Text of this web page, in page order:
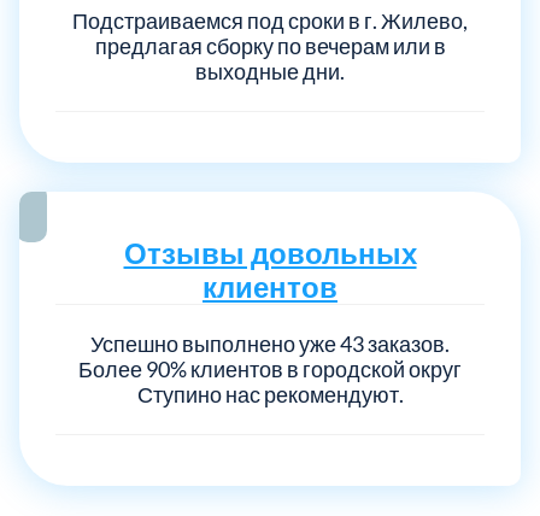
Подстраиваемся под сроки в г. Жилево,
предлагая сборку по вечерам или в
выходные дни.
Отзывы довольных
клиентов
Успешно выполнено уже 43 заказов.
Более 90% клиентов в городской округ
Ступино нас рекомендуют.
Выберите город: